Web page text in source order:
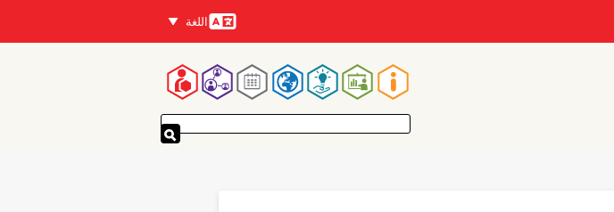
اللغات
اللغة
القائمة
الرئيسية